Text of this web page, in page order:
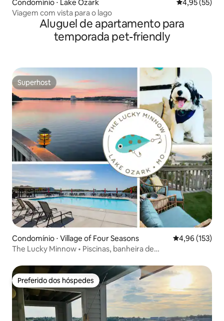
Condomínio ⋅ Lake Ozark 4,95 de uma
4,95 (55)
Viagem com vista para o lago
Aluguel de apartamento para
temporada pet-friendly
Superhost
Superhost
Condomínio ⋅ Village of Four Seasons 4,96 de uma
4,96 (153)
The Lucky Minnow • Piscinas, banheira de
Preferido dos hóspedes
Preferido dos hóspedes